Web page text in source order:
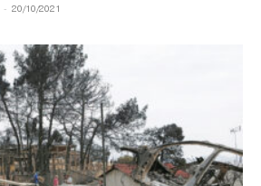
- 20/10/2021